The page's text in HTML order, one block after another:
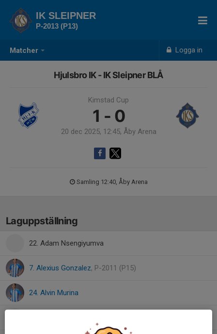
Matcher Logga in
IK SLEIPNER
P-2013 (P13)
Hjulsbro IK - IK Sleipner BLÅ
Kimstad Cup
1 - 0
20 dec 2025, 12:45, Åby Arena
Samling 12:40, Åby Arena
Laguppställning
22. Adam Nsengiyumva
7. Alexius Gonzalez, P-2011 (P15)
24. Alvin Murina